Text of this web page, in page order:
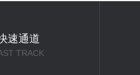
速通道
TRACK